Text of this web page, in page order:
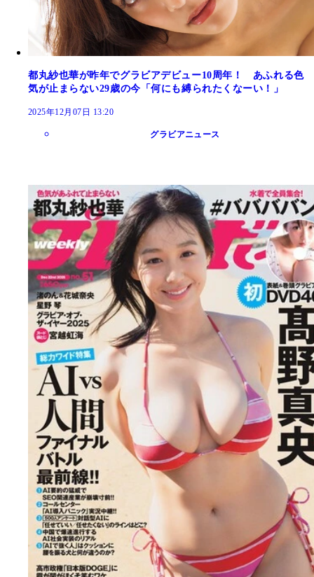
都丸紗也華が昨年でグラビアデビュー10周年！ あふれる色
気が止まらない29歳の今「何にも縛られたくなーい！」
2025年12月07日 13:20
グラビアニュース